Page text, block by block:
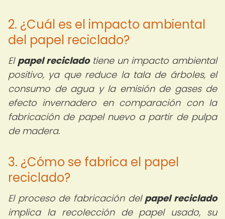
2. ¿Cuál es el impacto ambiental
del papel reciclado?
El papel recicladotiene un impacto ambiental
positivo, ya que reduce la tala de árboles, el
consumo de agua y la emisión de gases de
efecto invernadero en comparación con la
fabricación de papel nuevo a partir de pulpa
de madera.
3. ¿Cómo se fabrica el papel
reciclado?
El proceso de fabricación del papel reciclado
implica la recolección de papel usado, su